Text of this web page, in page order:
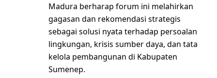
Madura berharap forum ini melahirkan
gagasan dan rekomendasi strategis
sebagai solusi nyata terhadap persoalan
lingkungan, krisis sumber daya, dan tata
kelola pembangunan di Kabupaten
Sumenep.